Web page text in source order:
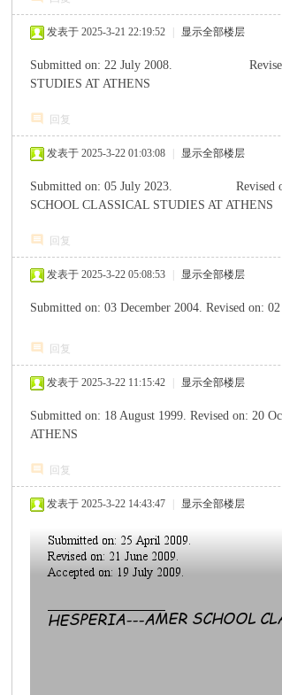
发表于 2025-3-21 22:19:52 显示全部楼层
Submitted on: 22 July 2008.
STUDIES AT ATHENS
回复
发表于 2025-3-22 01:03:08 显示全部楼层
Submitted on: 05 July 2023. Revised
SCHOOL CLASSICAL STUDIES AT ATHENS
回复
发表于 2025-3-22 05:08:53 显示全部楼层
Submitted on: 03 December 2004.Revised on:
回复
发表于 2025-3-22 11:15:42 显示全部楼层
Submitted on: 18 August 1999.Revised on: 20
ATHENS
回复
发表于 2025-3-22 14:43:47 显示全部楼层